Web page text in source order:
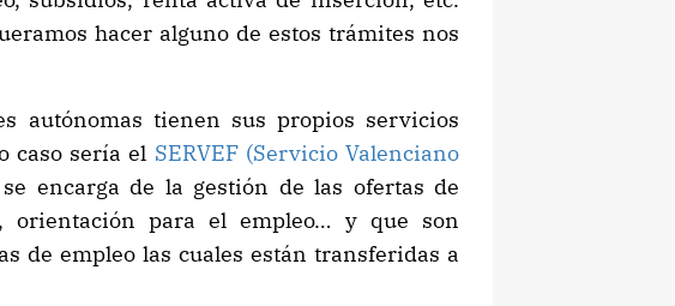
hacer alguno de estos trámites nos
autónomas tienen sus propios servicios
caso sería el SERVEF (Servicio Valenciano
encarga de la gestión de las ofertas de
orientación para el empleo… y que son
de empleo las cuales están transferidas a